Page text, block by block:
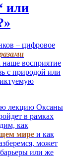
или
– цифровое
наше восприятие
с природой или
лекцию Оксаны
в рамках
как
мире и как
может
барьеры или же